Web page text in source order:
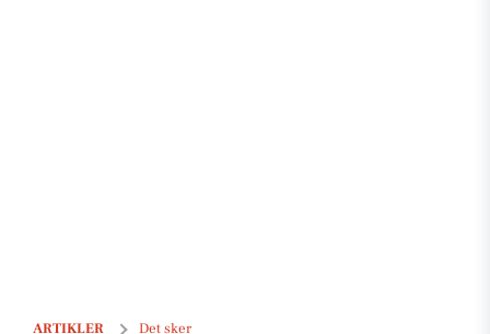
ARTIKLER Det sker
Jazz-aften dedikeret til Billie Holiday i Fårevejle